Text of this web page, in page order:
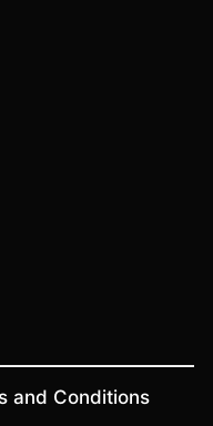
and Conditions